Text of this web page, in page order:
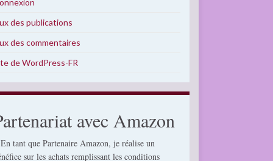
des publications
des commentaires
de WordPress-FR
avec Amazon
tant que Partenaire Amazon, je réalise un
sur les achats remplissant les conditions